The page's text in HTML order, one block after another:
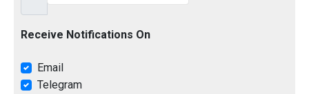
Receive Notifications On
Email
Telegram